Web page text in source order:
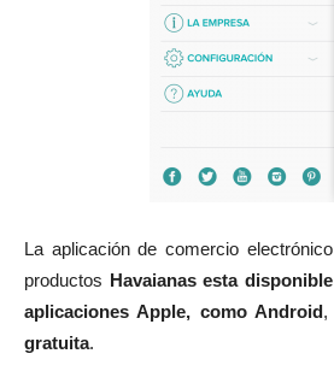
La aplicación de comercio
productos Havaianas esta
aplicaciones Apple, como Android,
gratuita.